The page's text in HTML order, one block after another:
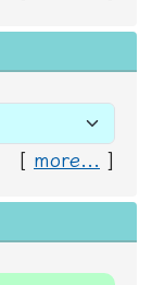
[ more... ]